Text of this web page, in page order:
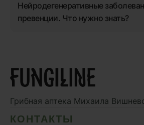
Нейродегенеративные
превенции. Что нужно знать?
Грибная аптека Михаила
КОНТАКТЫ